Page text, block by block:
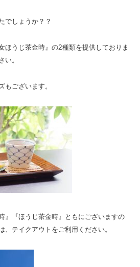
でしょうか？？
ほうじ茶金時』の2種類を提供しておりま
い。
もございます。
』『ほうじ茶金時』ともにございますの
、テイクアウトをご利用ください。